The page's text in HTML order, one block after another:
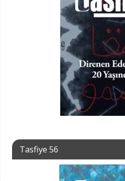
Tasfiye 56